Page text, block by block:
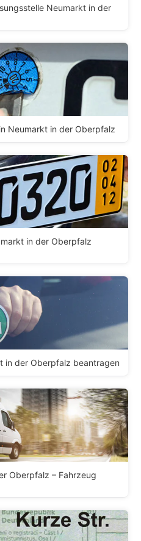
Neumarkt in der
Neumarkt in der Oberpfalz
in der Oberpfalz
in der Oberpfalz beantragen
Oberpfalz – Fahrzeug